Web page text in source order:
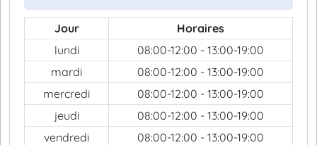
Jour
Horaires
lundi
08:00-12:00 - 13:00-19:00
mardi
08:00-12:00 - 13:00-19:00
mercredi
08:00-12:00 - 13:00-19:00
jeudi
08:00-12:00 - 13:00-19:00
vendredi
08:00-12:00 - 13:00-19:00